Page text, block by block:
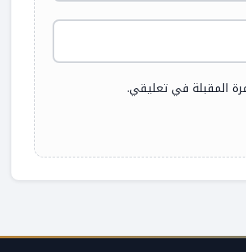
المقبلة في تعليقي.